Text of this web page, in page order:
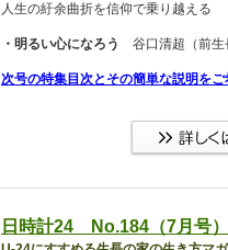
人生の紆余曲折を信仰で乗り越える
・明るい心になろう 谷口清超（前生
次号の特集目次とその簡単な説明を
日時計24 No.184（7月号）